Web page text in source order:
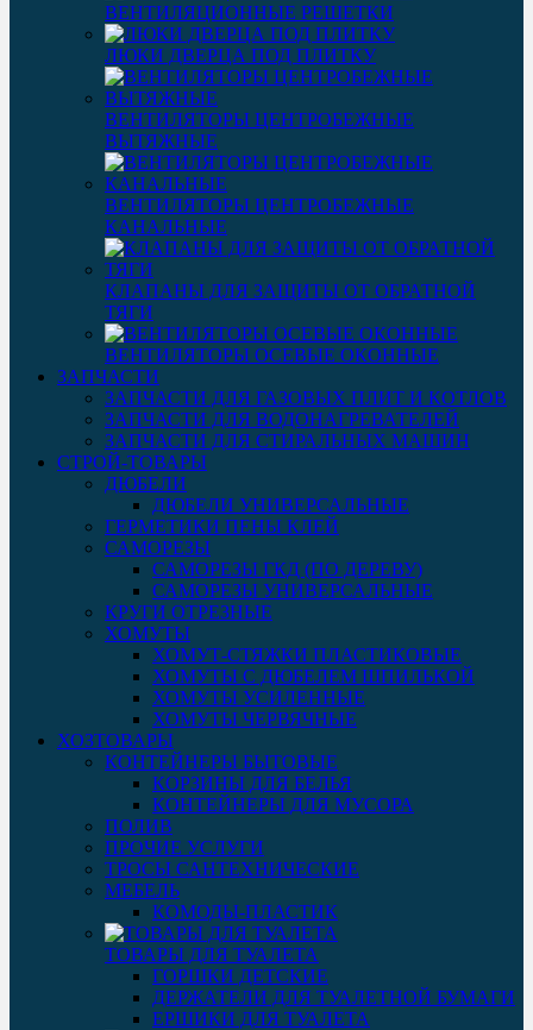
ВЕНТИЛЯЦИОННЫЕ РЕШЕТКИ
ЛЮКИ ДВЕРЦА ПОД ПЛИТКУ
ВЕНТИЛЯТОРЫ ЦЕНТРОБЕЖНЫЕ
ВЫТЯЖНЫЕ
ВЕНТИЛЯТОРЫ ЦЕНТРОБЕЖНЫЕ
КАНАЛЬНЫЕ
КЛАПАНЫ ДЛЯ ЗАЩИТЫ ОТ ОБРАТНОЙ
ТЯГИ
ВЕНТИЛЯТОРЫ ОСЕВЫЕ ОКОННЫЕ
ЗАПЧАСТИ
ЗАПЧАСТИ ДЛЯ ГАЗОВЫХ ПЛИТ И КОТЛОВ
ЗАПЧАСТИ ДЛЯ ВОДОНАГРЕВАТЕЛЕЙ
ЗАПЧАСТИ ДЛЯ СТИРАЛЬНЫХ МАШИН
СТРОЙ-ТОВАРЫ
ДЮБЕЛИ
ДЮБЕЛИ УНИВЕРСАЛЬНЫЕ
ГЕРМЕТИКИ ПЕНЫ КЛЕЙ
САМОРЕЗЫ
САМОРЕЗЫ ГКД (ПО ДЕРЕВУ)
САМОРЕЗЫ УНИВЕРСАЛЬНЫЕ
КРУГИ ОТРЕЗНЫЕ
ХОМУТЫ
ХОМУТ-СТЯЖКИ ПЛАСТИКОВЫЕ
ХОМУТЫ С ДЮБЕЛЕМ ШПИЛЬКОЙ
ХОМУТЫ УСИЛЕННЫЕ
ХОМУТЫ ЧЕРВЯЧНЫЕ
ХОЗТОВАРЫ
КОНТЕЙНЕРЫ БЫТОВЫЕ
КОРЗИНЫ ДЛЯ БЕЛЬЯ
КОНТЕЙНЕРЫ ДЛЯ МУСОРА
ПОЛИВ
ПРОЧИЕ УСЛУГИ
ТРОСЫ САНТЕХНИЧЕСКИЕ
МЕБЕЛЬ
КОМОДЫ-ПЛАСТИК
ТОВАРЫ ДЛЯ ТУАЛЕТА
ГОРШКИ ДЕТСКИЕ
ДЕРЖАТЕЛИ ДЛЯ ТУАЛЕТНОЙ БУМАГИ
ЕРШИКИ ДЛЯ ТУАЛЕТА